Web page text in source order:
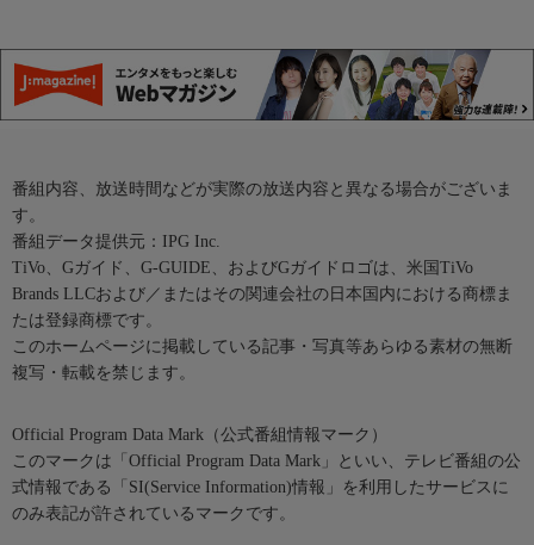
番組内容、放送時間などが実際の放送内容と異なる場合がございま
す。
番組データ提供元：IPG Inc.
TiVo、Gガイド、G-GUIDE、およびGガイドロゴは、米国TiVo
Brands LLCおよび／またはその関連会社の日本国内における商標ま
たは登録商標です。
このホームページに掲載している記事・写真等あらゆる素材の無断
複写・転載を禁じます。
Official Program Data Mark（公式番組情報マーク）
このマークは「Official Program Data Mark」といい、テレビ番組の公
式情報である「SI(Service Information)情報」を利用したサービスに
のみ表記が許されているマークです。